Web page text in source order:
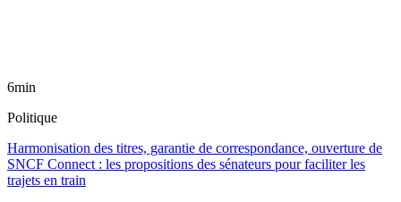
6min
Politique
Harmonisation des titres, garantie de correspondance, ouverture de
SNCF Connect : les propositions des sénateurs pour faciliter les
trajets en train